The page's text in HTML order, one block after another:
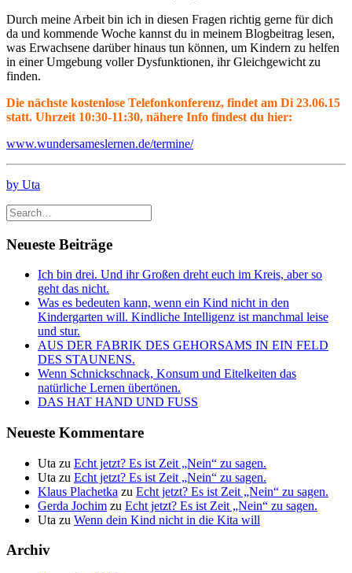
Durch meine Arbeit bin ich in diesen Fragen richtig gerne für dich
da und kommende Woche kannst du in meinem Blogbeitrag lesen,
was Erwachsene darüber hinaus tun können, um Kindern zu helfen
in einer Umgebung voller Dysfunktionen, ihr Gleichgewicht zu
finden.
Die nächste kostenlose Telefonkonferenz, findet am Di 23.06.15
statt. Uhrzeit 10:30-11:30, nähere Info findest du hier:
www.wundersameslernen.de/termine/
by Uta
Neueste Beiträge
Ich bin drei. Und ihr Großen dreht euch im Kreis, aber so
geht das nicht.
Was es bedeuten kann, wenn ein Kind nicht in den
Kindergarten will. Kindliche Intelligenz ist manchmal leise
und stur.
AUS DER FABRIK DES GEHORSAMS IN EIN FELD
DES STAUNENS.
Wenn Schnickschnack, Konsum und Eitelkeiten das
natürliche Lernen übertönen.
DAS HAT HAND UND FUSS
Neueste Kommentare
Uta zu Echt jetzt? Es ist Zeit „Nein“ zu sagen.
Uta zu Echt jetzt? Es ist Zeit „Nein“ zu sagen.
Klaus Plachetka zu Echt jetzt? Es ist Zeit „Nein“ zu sagen.
Gerda Jochim zu Echt jetzt? Es ist Zeit „Nein“ zu sagen.
Uta zu Wenn dein Kind nicht in die Kita will
Archiv